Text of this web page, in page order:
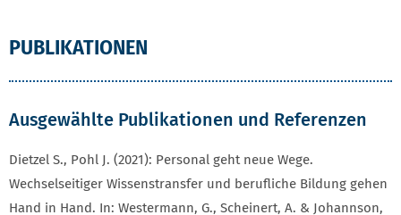
PUBLIKATIONEN
Ausgewählte Publikationen und Referenzen
Dietzel S., Pohl J. (2021): Personal geht neue Wege.
Wechselseitiger Wissenstransfer und berufliche Bildung gehen
Hand in Hand. In: Westermann, G., Scheinert, A. & Johannson,